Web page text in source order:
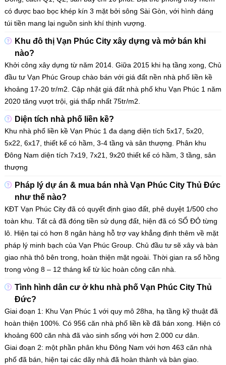
có được bao bọc khép kín 3 mặt bởi sông Sài Gòn, với hình dáng
túi tiền mang lại nguồn sinh khí thịnh vượng.
Khu đô thị Vạn Phúc City xây dựng và mở bán khi
nào?
Khởi công xây dựng từ năm 2014. Giữa 2015 khi hạ tầng xong, Chủ
đầu tư Vạn Phúc Group chào bán với giá đất nền nhà phố liền kề
khoảng 17-20 tr/m2. Cập nhật giá đất nhà phố khu Vạn Phúc 1 năm
2020 tăng vượt trội, giá thấp nhất 75tr/m2.
Diện tích nhà phố liền kề?
Khu nhà phố liền kề Vạn Phúc 1 đa dạng diện tích 5x17, 5x20,
5x22, 6x17, thiết kế có hầm, 3-4 tầng và sân thượng. Phân khu
Đông Nam diện tích 7x19, 7x21, 9x20 thiết kế có hầm, 3 tầng, sân
thượng
Pháp lý dự án & mua bán nhà Vạn Phúc City Thủ Đức
như thế nào?
KĐT Vạn Phúc City đã có quyết định giao đất, phê duyệt 1/500 cho
toàn khu. Tất cả đã đóng tiền sử dụng đất, hiện đã có SỔ ĐỎ từng
lô. Hiện tại có hơn 8 ngân hàng hỗ trợ vay khẳng định thêm về mặt
pháp lý minh bạch của Vạn Phúc Group. Chủ đầu tư sẽ xây và bàn
giao nhà thô bên trong, hoàn thiện mặt ngoài. Thời gian ra sổ hồng
trong vòng 8 – 12 tháng kể từ lúc hoàn công căn nhà.
Tình hình dân cư ở khu nhà phố Vạn Phúc City Thủ
Đức?
Giai đoạn 1: Khu Vạn Phúc 1 với quy mô 28ha, hạ tầng kỹ thuật đã
hoàn thiện 100%. Có 956 căn nhà phố liền kề đã bán xong. Hiện có
khoảng 600 căn nhà đã vào sinh sống với hơn 2.000 cư dân.
​​​​​​​Giai đoạn 2: một phần phân khu Đông Nam với hơn 463 căn nhà
phố đã bán, hiện tại các dãy nhà đã hoàn thành và bàn giao.